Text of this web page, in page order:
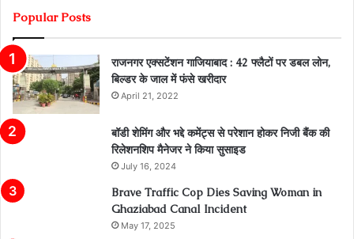
Popular Posts
राजनगर एक्सटेंशन गाजियाबाद : 42 फ्लैटों पर डबल लोन,
बिल्डर के जाल में फंसे खरीदार
April 21, 2022
बॉडी शेमिंग और भद्दे कमेंट्स से परेशान होकर निजी बैंक की
रिलेशनशिप मैनेजर ने किया सुसाइड
July 16, 2024
Brave Traffic Cop Dies Saving Woman in
Ghaziabad Canal Incident
May 17, 2025